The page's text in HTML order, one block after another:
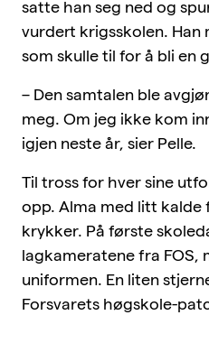
satte han seg ned og
vurdert krigsskolen. Han
som skulle til for å bli en
– Den samtalen ble
meg. Om jeg ikke kom
igjen neste år, sier Pelle.
Til tross for hver sine
opp. Alma med litt kalde
krykker. På første
lagkameratene fra FOS,
uniformen. En liten
Forsvarets høgskole-